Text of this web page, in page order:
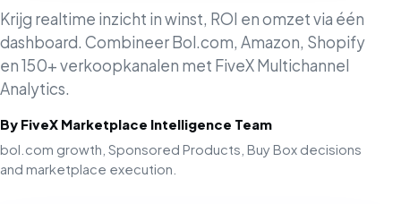
Krijg realtime inzicht in winst, ROI en omzet via één
dashboard. Combineer Bol.com, Amazon, Shopify
en 150+ verkoopkanalen met FiveX Multichannel
Analytics.
By FiveX Marketplace Intelligence Team
bol.com growth, Sponsored Products, Buy Box decisions
and marketplace execution.